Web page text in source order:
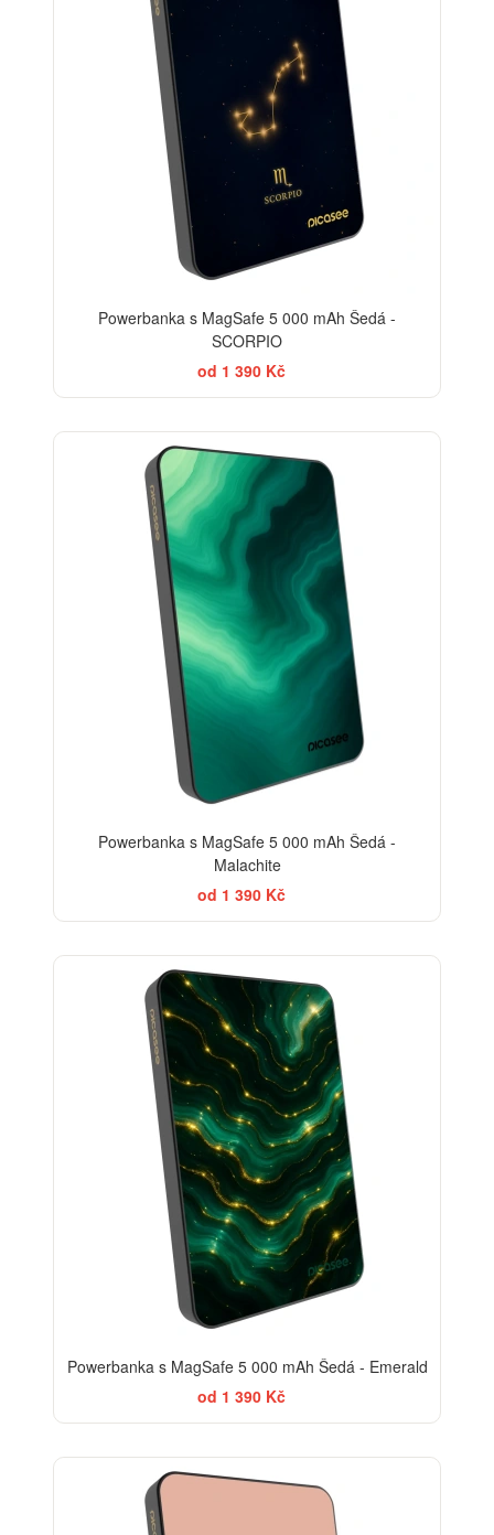
Powerbanka s MagSafe 5 000 mAh Šedá -
SCORPIO
od 1 390 Kč
Powerbanka s MagSafe 5 000 mAh Šedá -
Malachite
od 1 390 Kč
Powerbanka s MagSafe 5 000 mAh Šedá - Emerald
od 1 390 Kč